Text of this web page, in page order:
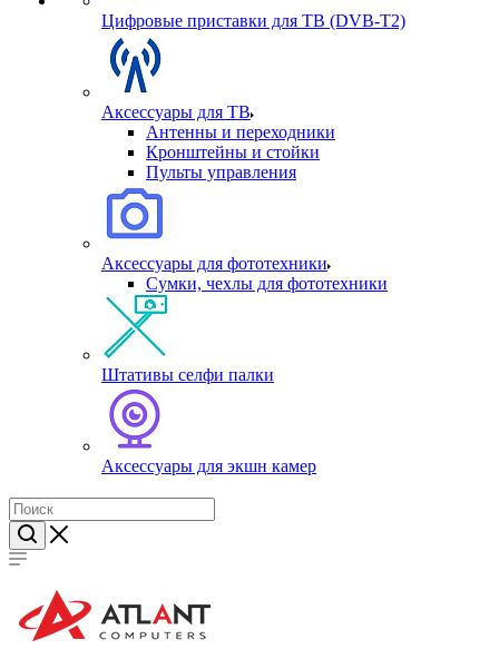
Цифровые приставки для ТВ (DVB-T2)
Аксессуары для ТВ
Антенны и переходники
Кронштейны и стойки
Пульты управления
Аксессуары для фототехники
Сумки, чехлы для фототехники
Штативы селфи палки
Аксессуары для экшн камер